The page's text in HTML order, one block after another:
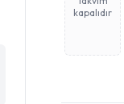
kapalıdır